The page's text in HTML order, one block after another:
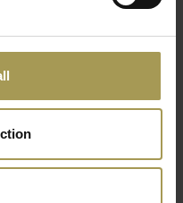
verwachtingen en
staande
push
Veiligheid afvalbak 15-